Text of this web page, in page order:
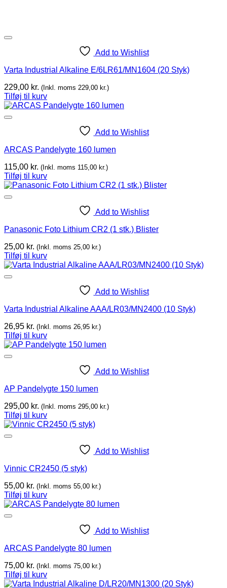
Add to Wishlist
Varta Industrial Alkaline E/6LR61/MN1604 (20 Styk)
229,00 kr. (Inkl. moms 229,00 kr.)
Tilføj til kurv
Add to Wishlist
ARCAS Pandelygte 160 lumen
115,00 kr. (Inkl. moms 115,00 kr.)
Tilføj til kurv
Add to Wishlist
Panasonic Foto Lithium CR2 (1 stk.) Blister
25,00 kr. (Inkl. moms 25,00 kr.)
Tilføj til kurv
Add to Wishlist
Varta Industrial Alkaline AAA/LR03/MN2400 (10 Styk)
26,95 kr. (Inkl. moms 26,95 kr.)
Tilføj til kurv
Add to Wishlist
AP Pandelygte 150 lumen
295,00 kr. (Inkl. moms 295,00 kr.)
Tilføj til kurv
Add to Wishlist
Vinnic CR2450 (5 styk)
55,00 kr. (Inkl. moms 55,00 kr.)
Tilføj til kurv
Add to Wishlist
ARCAS Pandelygte 80 lumen
75,00 kr. (Inkl. moms 75,00 kr.)
Tilføj til kurv